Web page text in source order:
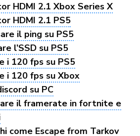
HDMI 2.1 Xbox Series X
HDMI 2.1 PS5
il ping su PS5
l’SSD su PS5
i 120 fps su PS5
i 120 fps su Xbox
su PC
il framerate in fortnite e
come Escape from Tarkov